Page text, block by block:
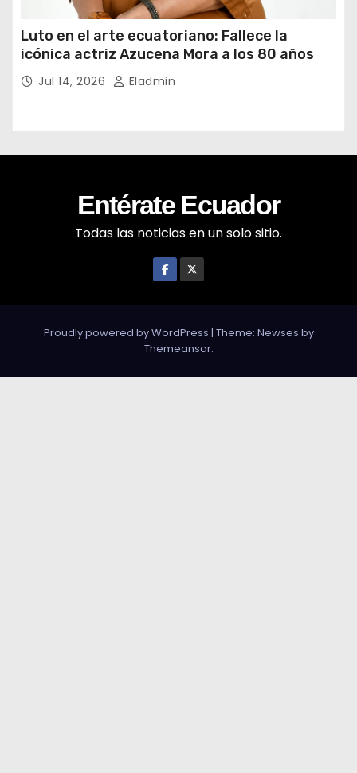
Luto en el arte ecuatoriano: Fallece la
icónica actriz Azucena Mora a los 80 años
Jul 14, 2026 Eladmin
Entérate Ecuador
Todas las noticias en un solo sitio.
Proudly powered by WordPress | Theme: Newses by
Themeansar.